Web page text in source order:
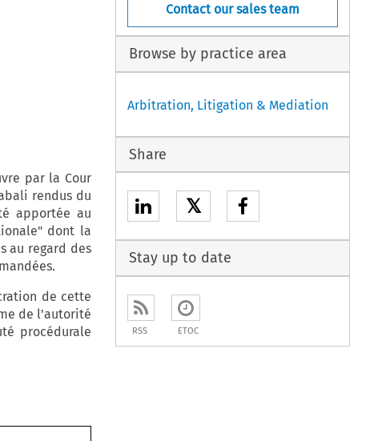
par la Cour
rendus du
apportée au
dont la
au regard des
de cette
de l'autorité
procédurale
Contact our sales team
Browse by practice area
Arbitration, Litigation & Mediation
Share
𝕏
Stay up to date
RSS ETOC